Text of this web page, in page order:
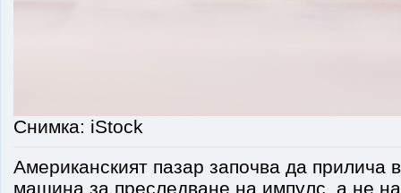
Снимка: iStock
Американският пазар започва да прилича
машина за преследване на импулс, а не